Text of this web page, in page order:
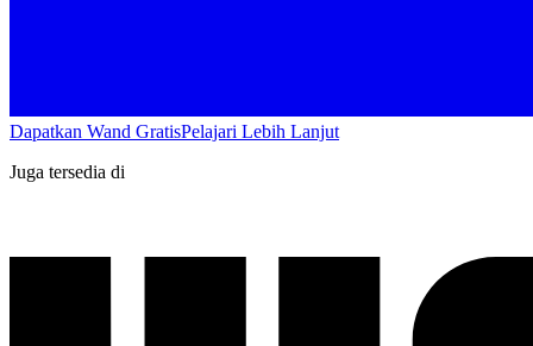
Dapatkan Wand GratisPelajari Lebih Lanjut
Juga tersedia di